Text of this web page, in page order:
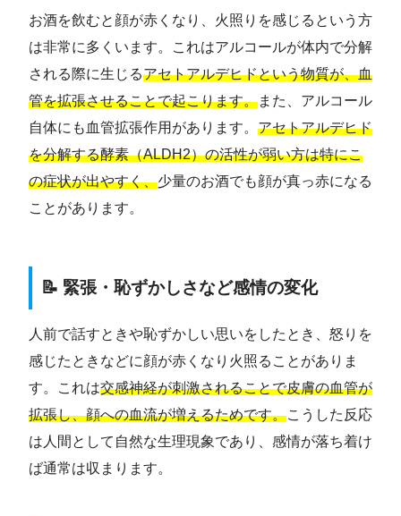
お酒を飲むと顔が赤くなり、火照りを感じるという方
は非常に多くいます。これはアルコールが体内で分解
される際に生じるアセトアルデヒドという物質が、血
管を拡張させることで起こります。また、アルコール
自体にも血管拡張作用があります。 アセトアルデヒド
を分解する酵素（ALDH2）の活性が弱い方は特にこ
の症状が出やすく、少量のお酒でも顔が真っ赤になる
ことがあります。
📝 緊張・恥ずかしさなど感情の変化
人前で話すときや恥ずかしい思いをしたとき、怒りを
感じたときなどに顔が赤くなり火照ることがありま
す。これは交感神経が刺激されることで皮膚の血管が
拡張し、顔への血流が増えるためです。こうした反応
は人間として自然な生理現象であり、感情が落ち着け
ば通常は収まります。